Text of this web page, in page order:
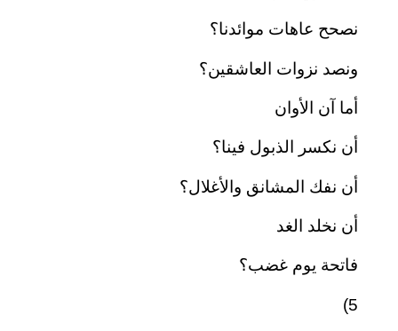
نصحح عاهات موائدنا؟
ونصد نزوات العاشقين؟
أما آن الأوان
أن نكسر الذبول فينا؟
أن نفك المشانق والأغلال؟
أن نخلد الغد
فاتحة يوم غضب؟
5)